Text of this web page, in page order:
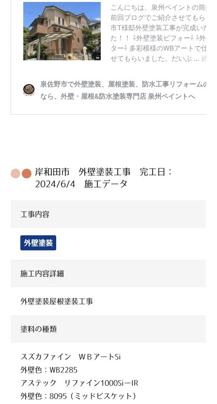
岸和田市 外壁塗装工事 完工日：
2024/6/4 施工データ
工事内容
外壁塗装
施工内容詳細
外壁塗装屋根塗装工事
塗料の種類
スズカファイン ＷＢアートSi
外壁色：WB2285
アステック リファイン1000SiーIR
外壁色：8095（ミッドビスケット）